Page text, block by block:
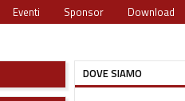
Eventi Sponsor Download
DOVE SIAMO